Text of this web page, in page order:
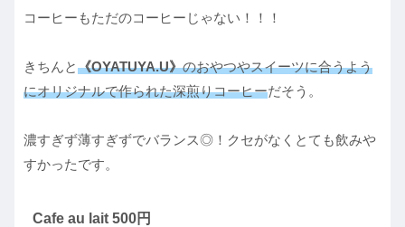
コーヒーもただのコーヒーじゃない！！！
きちんと《OYATUYA.U》のおやつやスイーツに合うよう
にオリジナルで作られた深煎りコーヒーだそう。
濃すぎず薄すぎずでバランス◎！クセがなくとても飲みや
すかったです。
Cafe au lait 500円